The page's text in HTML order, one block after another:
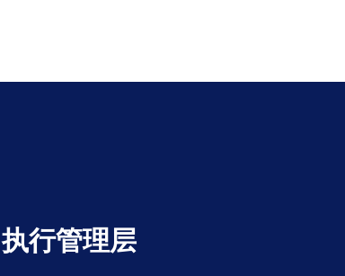
执行管理层